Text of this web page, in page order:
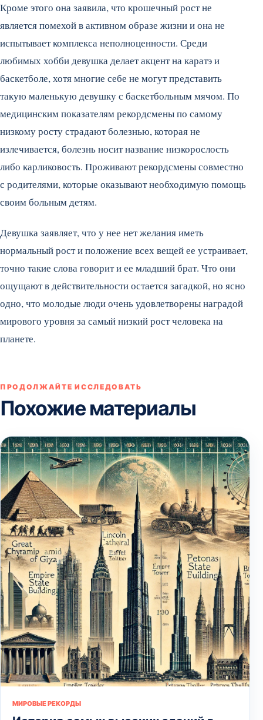
Кроме этого она заявила, что крошечный рост не
является помехой в активном образе жизни и она не
испытывает комплекса неполноценности. Среди
любимых хобби девушка делает акцент на каратэ и
баскетболе, хотя многие себе не могут представить
такую маленькую девушку с баскетбольным мячом. По
медицинским показателям рекордсмены по самому
низкому росту страдают болезнью, которая не
излечивается, болезнь носит название низкорослость
либо карликовость. Проживают рекордсмены совместно
с родителями, которые оказывают необходимую помощь
своим больным детям.
Девушка заявляет, что у нее нет желания иметь
нормальный рост и положение всех вещей ее устраивает,
точно такие слова говорит и ее младший брат. Что они
ощущают в действительности остается загадкой, но ясно
одно, что молодые люди очень удовлетворены наградой
мирового уровня за самый низкий рост человека на
планете.
ПРОДОЛЖАЙТЕ ИССЛЕДОВАТЬ
Похожие материалы
МИРОВЫЕ РЕКОРДЫ